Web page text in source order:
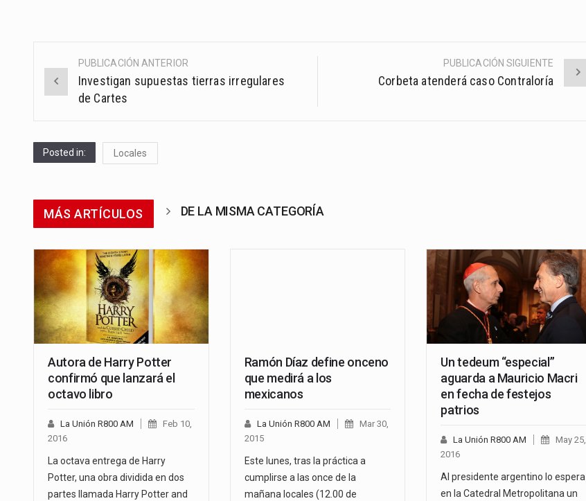
Post
navigation
PUBLICACIÓN ANTERIOR
Investigan supuestas tierras irregulares
de Cartes
PUBLICACIÓN SIGUIENTE
Corbeta atenderá caso Contraloría
Posted in: Locales
MÁS ARTÍCULOS DE LA MISMA CATEGORÍA
Autora de Harry Potter
confirmó que lanzará el
octavo libro
La Unión R800 AM
Feb 10,
2016
La octava entrega de Harry
Potter, una obra dividida en dos
partes llamada Harry Potter and
Ramón Díaz define onceno
que medirá a los
mexicanos
La Unión R800 AM
Mar 30,
2015
Este lunes, tras la práctica a
cumplirse a las once de la
mañana locales (12.00 de
Un tedeum “especial”
aguarda a Mauricio Macri
en fecha de festejos
patrios
La Unión R800 AM
May 25,
2016
Al presidente argentino lo espera
en la Catedral Metropolitana un